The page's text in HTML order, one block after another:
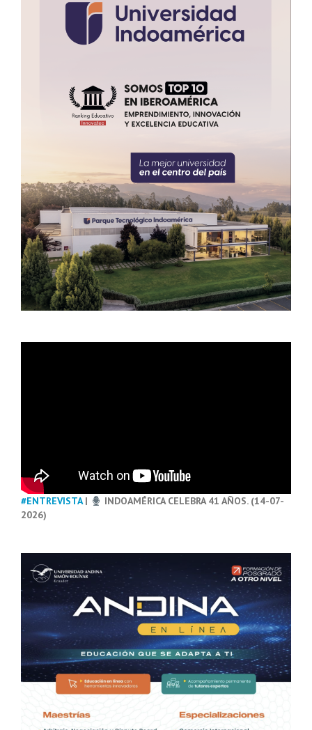
#ENTREVISTA|
INDOAMÉRICA CELEBRA 41 AÑOS. (14-07-
2026)